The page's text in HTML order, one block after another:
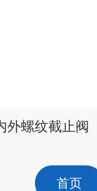
外螺纹截止阀
首页